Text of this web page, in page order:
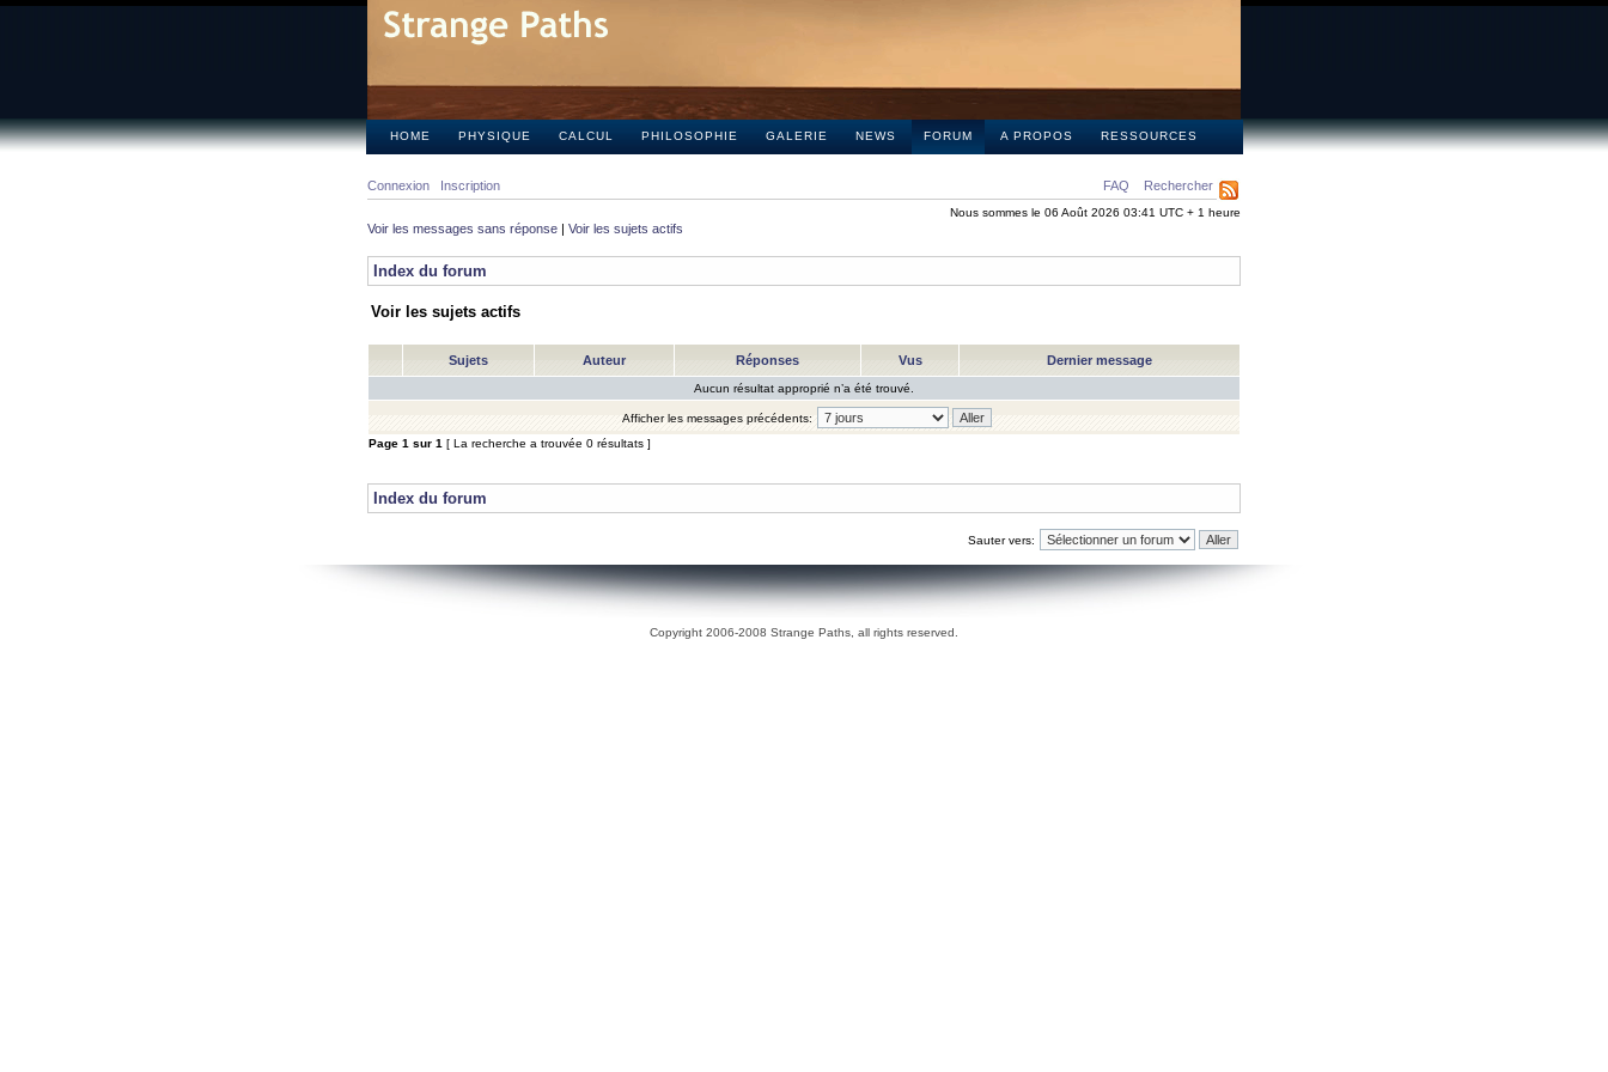
HOME PHYSIQUE CALCUL PHILOSOPHIE GALERIE NEWS FORUM A PROPOS RESSOURCES
FAQ Rechercher
Connexion Inscription
Nous sommes le 06 Août 2026 03:41 UTC + 1 heure
Voir les messages sans réponse | Voir les sujets actifs
Index du forum
Voir les sujets actifs
Sujets Auteur Réponses Vus Dernier message
Aucun résultat approprié n’a été trouvé.
Afficher les messages précédents:
Page 1 sur 1 [ La recherche a trouvée 0 résultats ]
Index du forum
Sauter vers:
Copyright 2006-2008 Strange Paths, all rights reserved.